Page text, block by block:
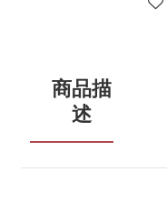
商品描
述